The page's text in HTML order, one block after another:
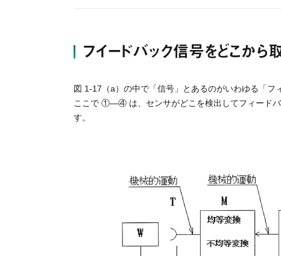
【業績】
講演
アジア生産性機構講演で自
数
発明
フイードバック信号をどこか
図 1-17（a）の中で「信号」とあるのがいわゆる「フ
ここで ①―④ は、センサがどこを検出してフィード
す。